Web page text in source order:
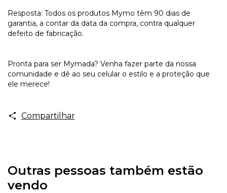
Resposta: Todos os produtos Mymo têm 90 dias de
garantia, a contar da data da compra, contra qualquer
defeito de fabricação.
Pronta para ser Mymada? Venha fazer parte da nossa
comunidade e dê ao seu celular o estilo e a proteção que
ele merece!
Compartilhar
Outras pessoas também estão
vendo